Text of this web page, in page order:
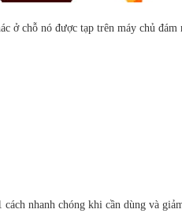
ở chỗ nó được tạp trên máy chủ đám
nhanh chóng khi cần dùng và